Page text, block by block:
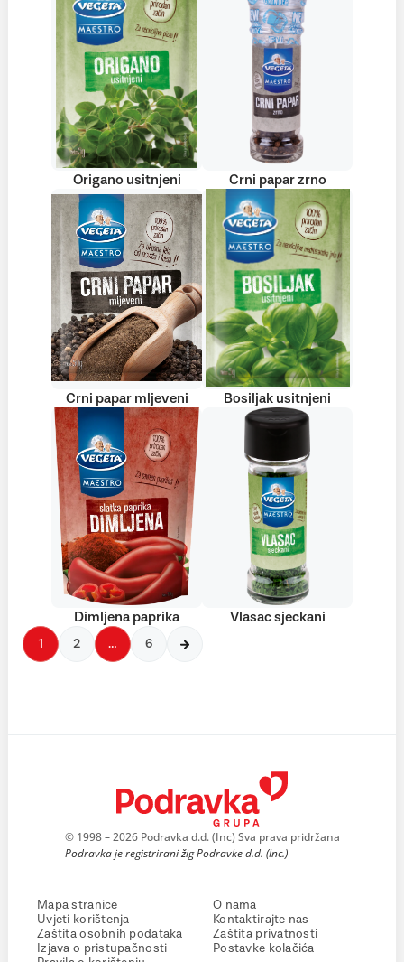
Origano usitnjeni Crni papar zrno
Crni papar mljeveni Bosiljak usitnjeni
Dimljena paprika Vlasac sjeckani
1 2 … 6
© 1998 – 2026 Podravka d.d. (Inc) Sva prava pridržana
Podravka je registrirani žig Podravke d.d. (Inc.)
Mapa stranice
Uvjeti korištenja
Zaštita osobnih podataka
Izjava o pristupačnosti
O nama
Kontaktirajte nas
Zaštita privatnosti
Postavke kolačića